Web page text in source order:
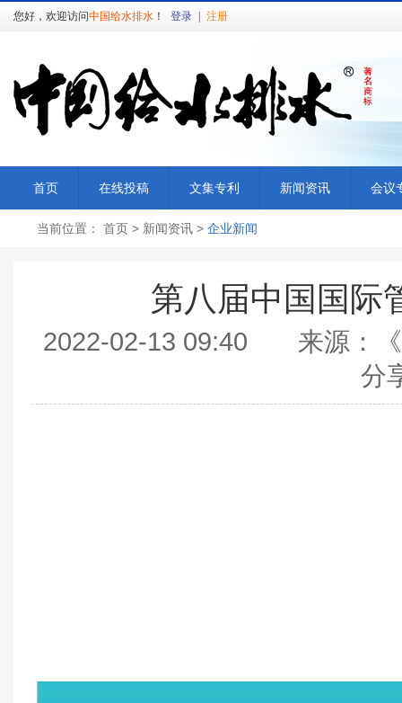
您好，欢迎访问中国给水排水 ！ 登录 注册
首页 在线投稿 文集专利 新闻资讯 会议
当前位置： 首页 > 新闻资讯 > 企业新闻
第八届中国国际
2022-02-13 09:40 来源
分